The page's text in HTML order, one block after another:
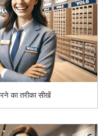
का तरीका सीखें